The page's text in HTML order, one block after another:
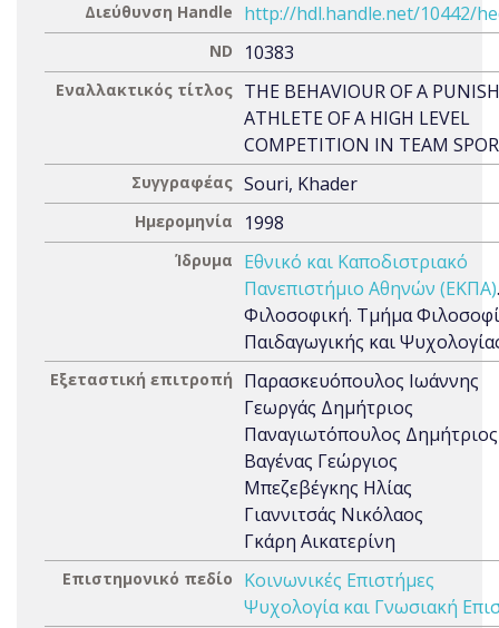
Διεύθυνση Handle http://hdl.handle.net/10442/
ND 10383
Εναλλακτικός τίτλος THE BEHAVIOUR OF A
ATHLETE OF A HIGH LEVEL
COMPETITION IN TEAM
Συγγραφέας Souri, Khader
Ημερομηνία 1998
Ίδρυμα
Εθνικό και Καποδιστριακό
Πανεπιστήμιο Αθηνών (ΕΚΠΑ)
Φιλοσοφική. Τμήμα
Παιδαγωγικής και
Εξεταστική επιτροπή
Παρασκευόπουλος Ιωάννης
Γεωργάς Δημήτριος
Παναγιωτόπουλος Δημήτριος
Βαγένας Γεώργιος
Μπεζεβέγκης Ηλίας
Γιαννιτσάς Νικόλαος
Γκάρη Αικατερίνη
Επιστημονικό πεδίο
Κοινωνικές Επιστήμες
Ψυχολογία και Γνωσιακή